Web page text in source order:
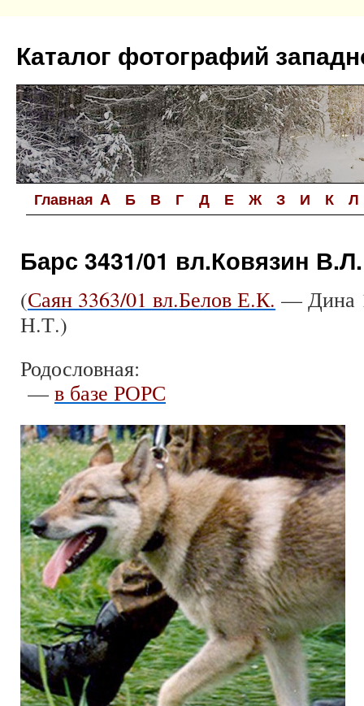
содержимому
Каталог фотографий
Главная A Б В Г Д Е Ж З И К Л
Барс 3431/01 вл.Ковязин В.Л.
(Саян 3363/01 вл.Белов Е.К. — Дина
Н.Т.)
Родословная:
— в базе РОРС